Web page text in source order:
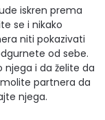
iskren prema
se i nikako
niti pokazivati
od sebe.
i da želite da
partnera da
njega.